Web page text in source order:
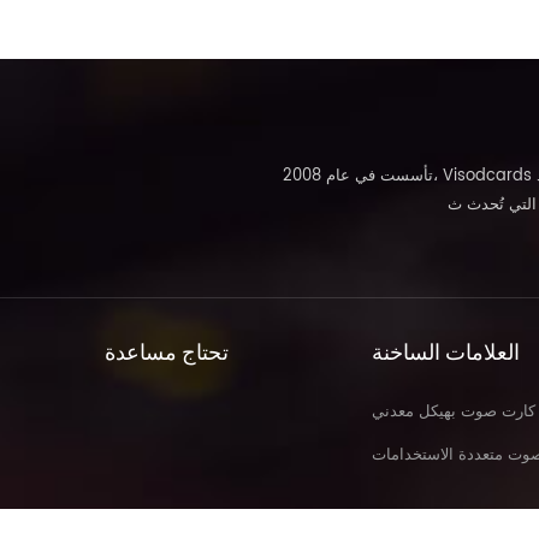
تأسست في عام 2008، Visodcards ومعدات الترفيه التفاعلية شبكة الصوت والفيديو. تم تأسيسها لتطوير وتوفير بطاقات صوت عالية الجودة ومصممة بشكل جيد
تحتاج مساعدة العلامات الساخنة
كارت صوت بهيكل معدني
متعددة الاستخدامات